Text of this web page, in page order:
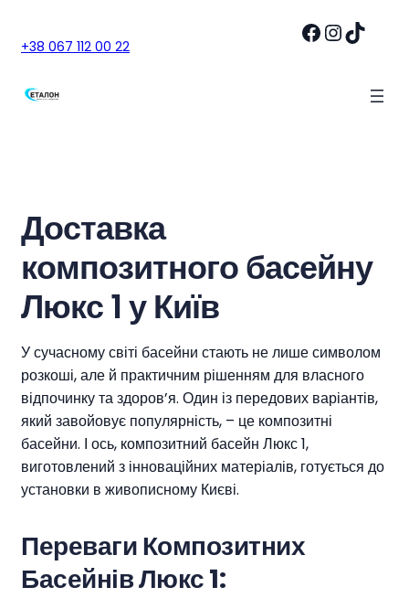
+38 067 112 00 22
Facebook InstagramTikTok
Доставка
композитного басейну
Люкс 1 у Київ
У сучасному світі басейни стають не лише символом
розкоші, але й практичним рішенням для власного
відпочинку та здоров’я. Один із передових варіантів,
який завойовує популярність, – це композитні
басейни. І ось, композитний басейн Люкс 1,
виготовлений з інноваційних матеріалів, готується до
установки в живописному Києві.
Переваги Композитних
Басейнів Люкс 1: